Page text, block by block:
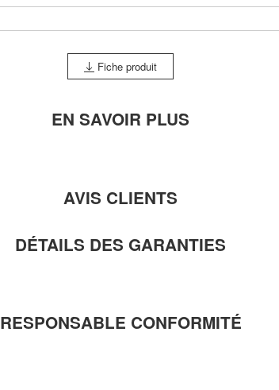
Fiche produit
EN SAVOIR PLUS
AVIS CLIENTS
DÉTAILS DES GARANTIES
RESPONSABLE CONFORMITÉ